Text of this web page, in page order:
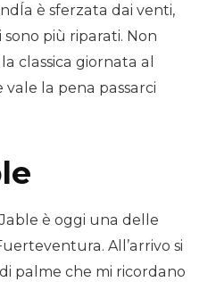
è sferzata dai venti,
più riparati. Non
classica giornata al
la pena passarci
è oggi una delle
All’arrivo si
palme che mi ricordano